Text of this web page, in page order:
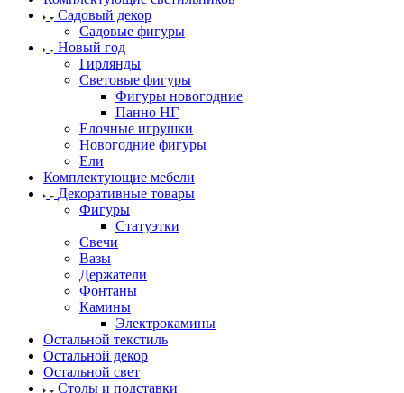
Садовый декор
Садовые фигуры
Новый год
Гирлянды
Световые фигуры
Фигуры новогодние
Панно НГ
Елочные игрушки
Новогодние фигуры
Ели
Комплектующие мебели
Декоративные товары
Фигуры
Статуэтки
Свечи
Вазы
Держатели
Фонтаны
Камины
Электрокамины
Остальной текстиль
Остальной декор
Остальной свет
Столы и подставки